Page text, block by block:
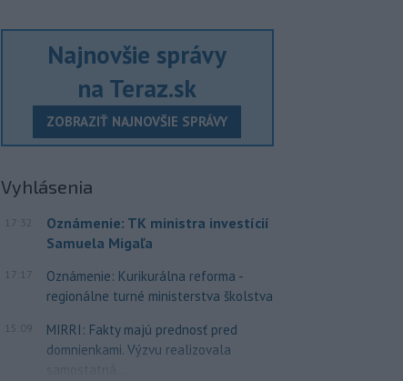
Najnovšie správy
na Teraz.sk
ZOBRAZIŤ NAJNOVŠIE SPRÁVY
Vyhlásenia
17:32
Oznámenie: TK ministra investícií
Samuela Migaľa
17:17
Oznámenie: Kurikurálna reforma -
regionálne turné ministerstva školstva
15:09
MIRRI: Fakty majú prednosť pred
domnienkami. Výzvu realizovala
samostatná...